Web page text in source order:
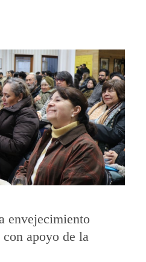
envejecimiento
apoyo de la